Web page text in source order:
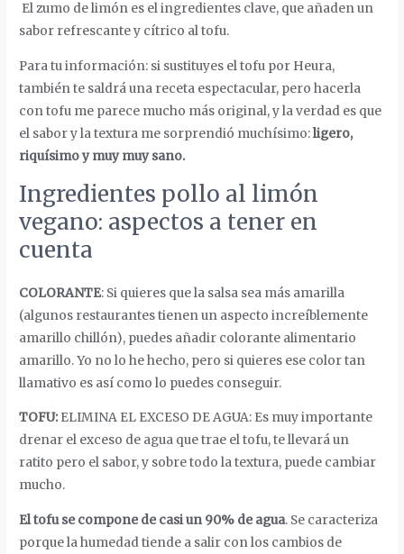
El zumo de limón es el ingredientes clave, que añaden un
sabor refrescante y cítrico al tofu.
Para tu información: si sustituyes el tofu por Heura,
también te saldrá una receta espectacular, pero hacerla
con tofu me parece mucho más original, y la verdad es que
el sabor y la textura me sorprendió muchísimo:ligero,
riquísimo y muy muy sano.
Ingredientes pollo al limón
vegano: aspectos a tener en
cuenta
COLORANTE: Si quieres que la salsa sea más amarilla
(algunos restaurantes tienen un aspecto increíblemente
amarillo chillón), puedes añadir colorante alimentario
amarillo. Yo no lo he hecho, pero si quieres ese color tan
llamativo es así como lo puedes conseguir.
TOFU: ELIMINA EL EXCESO DE AGUA: Es muy importante
drenar el exceso de agua que trae el tofu, te llevará un
ratito pero el sabor, y sobre todo la textura, puede cambiar
mucho.
El tofu se compone de casi un 90% de agua. Se caracteriza
porque la humedad tiende a salir con los cambios de